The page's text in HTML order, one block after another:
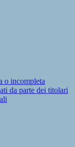
o incompleta
da parte dei titolari